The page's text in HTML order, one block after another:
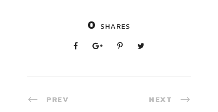
0 SHARES
PREV NEXT